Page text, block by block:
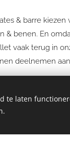
& barre
& benen. En
vaak terug in
deelnemen
te laten